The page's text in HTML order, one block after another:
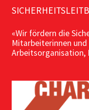
«Wir fördern die
Mitarbeiterinnen
Arbeitsorganisation,